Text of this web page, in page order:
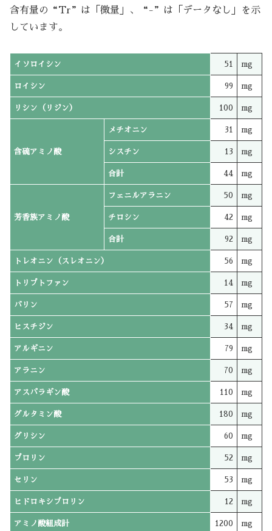
含有量の“Tr”は「微量」、“-”は「データなし」を示
しています。
イソロイシン 51 mg
ロイシン 99 mg
リシン（リジン） 100 mg
含硫アミノ酸
メチオニン 31 mg
シスチン 13 mg
合計 44 mg
芳香族アミノ酸
フェニルアラニン 50 mg
チロシン 42 mg
合計 92 mg
トレオニン（スレオニン） 56 mg
トリプトファン 14 mg
バリン 57 mg
ヒスチジン 34 mg
アルギニン 79 mg
アラニン 70 mg
アスパラギン酸 110 mg
グルタミン酸 180 mg
グリシン 60 mg
プロリン 52 mg
セリン 53 mg
ヒドロキシプロリン 12 mg
アミノ酸組成計 1200 mg